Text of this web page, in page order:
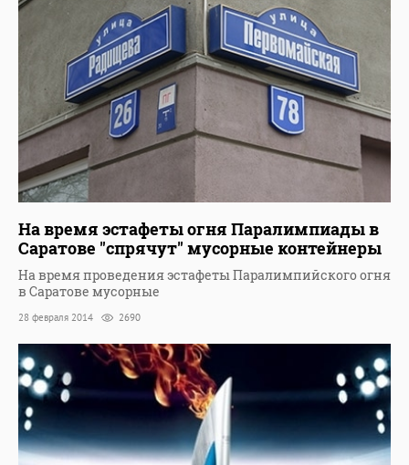
На время эстафеты огня Паралимпиады в
Саратове "спрячут" мусорные контейнеры
На время проведения эстафеты Паралимпийского огня
в Саратове мусорные
28 февраля 2014 2690